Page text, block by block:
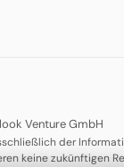
Venture GmbH
der
keine zukünftigen